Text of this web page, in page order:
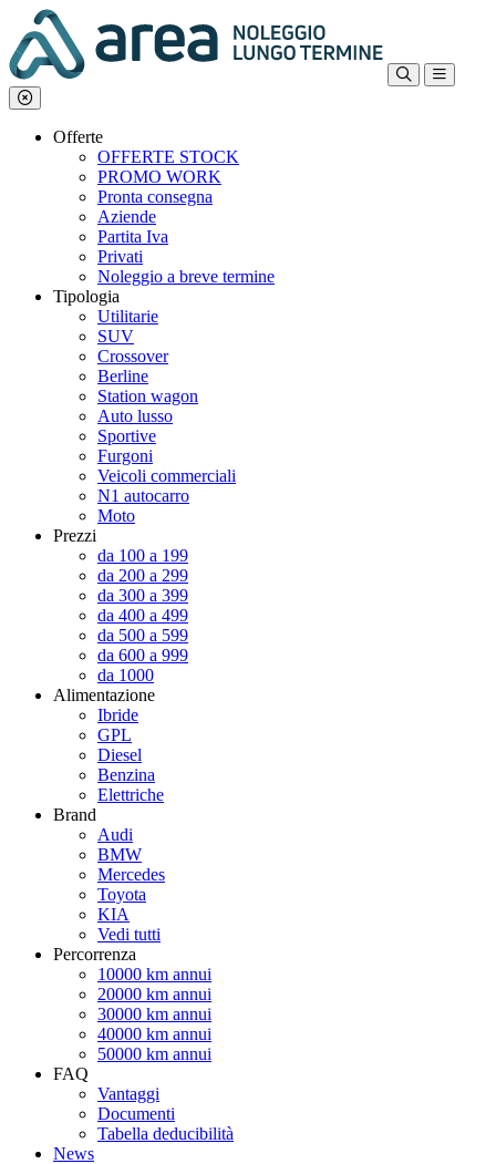
Offerte
OFFERTE STOCK
PROMO WORK
Pronta consegna
Aziende
Partita Iva
Privati
Noleggio a breve termine
Tipologia
Utilitarie
SUV
Crossover
Berline
Station wagon
Auto lusso
Sportive
Furgoni
Veicoli commerciali
N1 autocarro
Moto
Prezzi
da 100 a 199
da 200 a 299
da 300 a 399
da 400 a 499
da 500 a 599
da 600 a 999
da 1000
Alimentazione
Ibride
GPL
Diesel
Benzina
Elettriche
Brand
Audi
BMW
Mercedes
Toyota
KIA
Vedi tutti
Percorrenza
10000 km annui
20000 km annui
30000 km annui
40000 km annui
50000 km annui
FAQ
Vantaggi
Documenti
Tabella deducibilità
News